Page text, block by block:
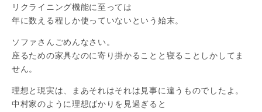
リクライニング機能に至っては
年に数える程しか使っていないという始末。
ソファさんごめんなさい。
座るための家具なのに寄り掛かることと寝ることしかしてま
せん。
理想と現実は、まあそれはそれは見事に違うものでしたよ。
中村家のように理想ばかりを見過ぎると